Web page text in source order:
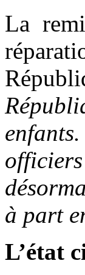
La
à part
L’état